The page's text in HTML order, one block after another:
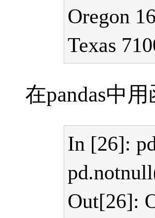
Oregon
Texas
在pandas中
In [26]:
Out[26]: